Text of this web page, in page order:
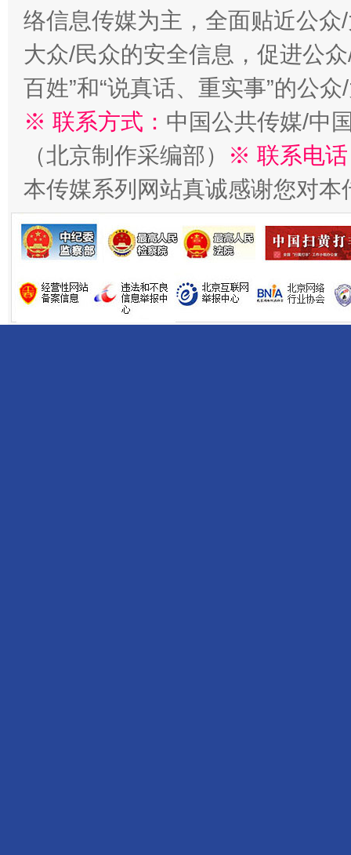
揭开“小金库”的免责幌子
络信息传媒为主，全面贴近公
大众/民众的安全信息，促进公
百姓”和“说真话、重实事”的公
※ 联系方式： 中国公共传媒/中
（北京制作采编部）
※ 联系电
本传媒系列网站真诚感谢您对